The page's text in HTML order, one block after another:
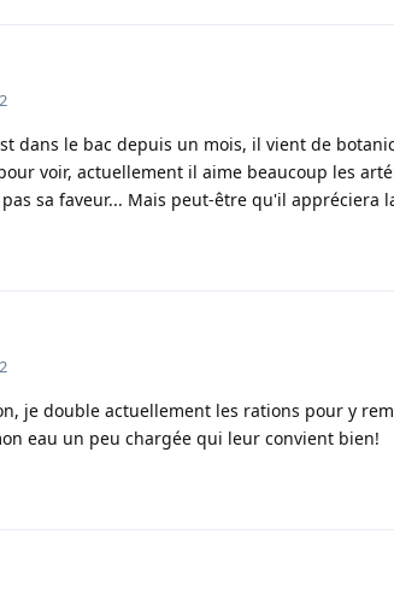
dans le bac depuis un mois, il vient de
voir, actuellement il aime beaucoup les
sa faveur... Mais peut-être qu'il appréciera
je double actuellement les rations pour y
eau un peu chargée qui leur convient bien!